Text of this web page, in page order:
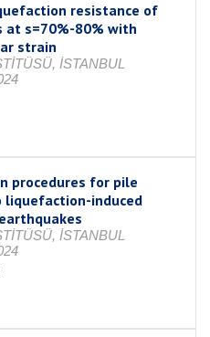
resistance of
s=70%-80% with
strain
İSTANBUL
procedures for pile
induced
İSTANBUL